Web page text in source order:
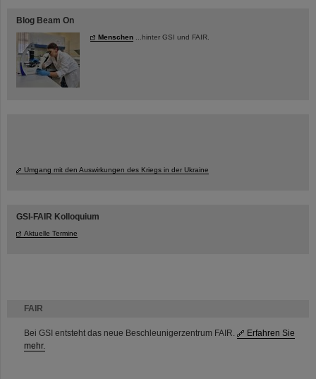
FAIR
Bei GSI entsteht das neue Beschleunigerzentrum FAIR.
Erfahren Sie
mehr.
Blog Beam On
Menschen ...hinter GSI und FAIR.
Umgang mit den Auswirkungen des Kriegs in der Ukraine
GSI-FAIR Kolloquium
Aktuelle Termine